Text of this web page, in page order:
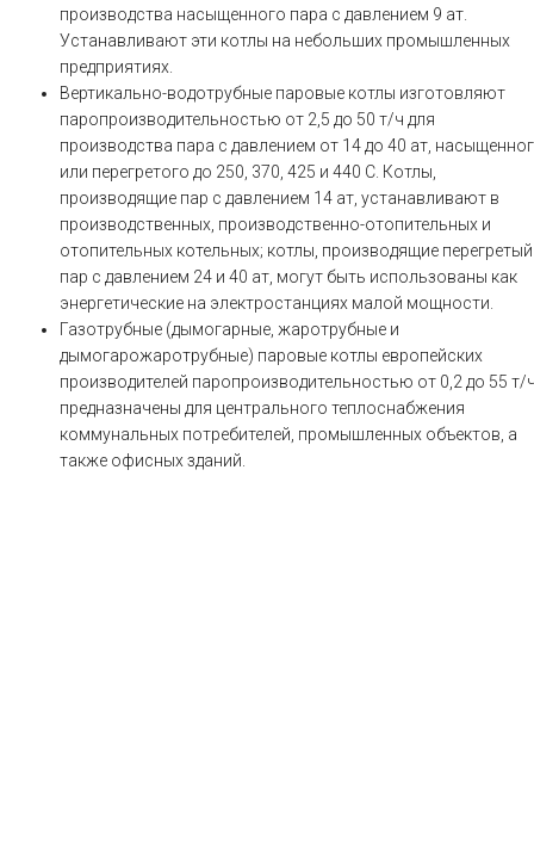
производства насыщенного пара с давлением 9 ат.
Устанавливают эти котлы на небольших промышленных
предприятиях.
Вертикально-водотрубные паровые котлы изготовляют
паропроизводительностью от 2,5 до 50 т/ч для
производства пара с давлением от 14 до 40 ат,
или перегретого до 250, 370, 425 и 440 С. Котлы,
производящие пар с давлением 14 ат, устанавливают в
производственных, производственно-отопительных и
отопительных котельных; котлы, производящие перегретый
пар с давлением 24 и 40 ат, могут быть использованы как
энергетические на электростанциях малой мощности.
Газотрубные (дымогарные, жаротрубные и
дымогарожаротрубные) паровые котлы европейских
производителей паропроизводительностью от 0,2 до 55 т/
предназначены для центрального теплоснабжения
коммунальных потребителей, промышленных объектов, а
также офисных зданий.